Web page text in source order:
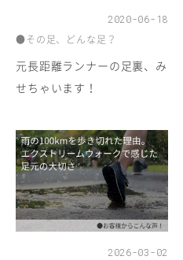
2020-06-18
●その足、どんな足？
元長距離ランナーの足裏、み
せちゃいます！
2026-03-02